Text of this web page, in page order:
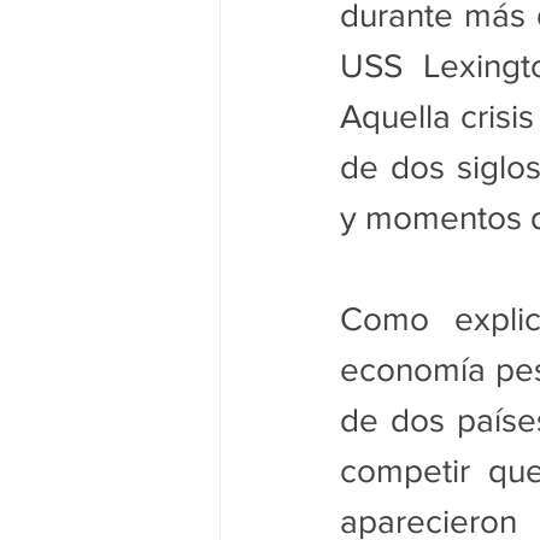
durante
USS
Aquella
de dos
y momentos
Como
economía
de dos
competir